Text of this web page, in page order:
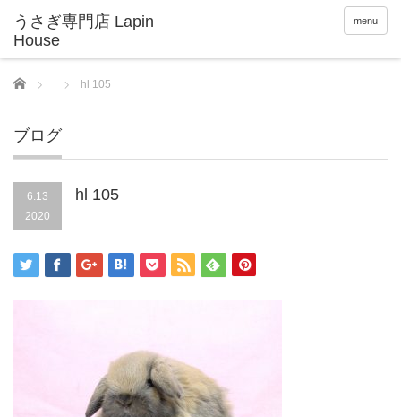
menu
Home hl 105
ブログ
6.13
2020
hl 105